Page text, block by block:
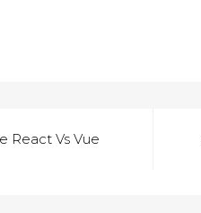
React Vs Vue